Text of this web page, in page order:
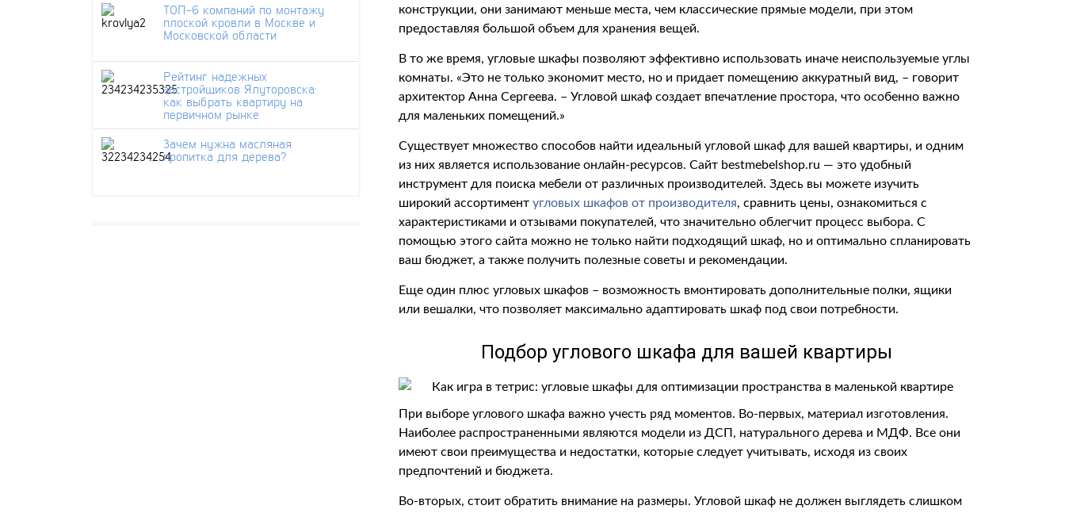
конструкции, они занимают меньше места, чем классические прямые модели, при этом
предоставляя большой объем для хранения вещей.
В то же время, угловые шкафы позволяют эффективно использовать иначе неиспользуемые углы
комнаты. «Это не только экономит место, но и придает помещению аккуратный вид, – говорит
архитектор Анна Сергеева. – Угловой шкаф создает впечатление простора, что особенно важно
для маленьких помещений.»
Существует множество способов найти идеальный угловой шкаф для вашей квартиры, и одним
из них является использование онлайн-ресурсов. Сайт bestmebelshop.ru — это удобный
инструмент для поиска мебели от различных производителей. Здесь вы можете изучить
широкий ассортиментугловых шкафов от производителя, сравнить цены, ознакомиться с
характеристиками и отзывами покупателей, что значительно облегчит процесс выбора. С
помощью этого сайта можно не только найти подходящий шкаф, но и оптимально спланировать
ваш бюджет, а также получить полезные советы и рекомендации.
Еще один плюс угловых шкафов – возможность вмонтировать дополнительные полки, ящики
или вешалки, что позволяет максимально адаптировать шкаф под свои потребности.
Подбор углового шкафа для вашей квартиры
При выборе углового шкафа важно учесть ряд моментов. Во-первых, материал изготовления.
Наиболее распространенными являются модели из ДСП, натурального дерева и МДФ. Все они
имеют свои преимущества и недостатки, которые следует учитывать, исходя из своих
предпочтений и бюджета.
Во-вторых, стоит обратить внимание на размеры. Угловой шкаф не должен выглядеть слишком
ТОП-6 компаний по монтажу
плоской кровли в Москве и
Московской области
Рейтинг надежных
застройщиков Ялуторовска:
как выбрать квартиру на
первичном рынке
Зачем нужна масляная
пропитка для дерева?